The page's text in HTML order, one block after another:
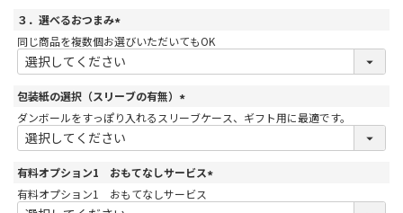
３．選べるおつまみ
(
必
須
同じ商品を複数個お選びいただいてもOK
包装紙の選択（スリーブの有無）
(
必
ダンボールをすっぽり入れるスリーブケース、ギフト用に最適です。
有料オプション1 おもてなしサービス
必
有料オプション1 おもてなしサービス